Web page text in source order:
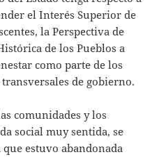
el Interés Superior de
la Perspectiva de
de los Pueblos a
como parte de los
de gobierno.
comunidades y los
social muy sentida, se
estuvo abandonada